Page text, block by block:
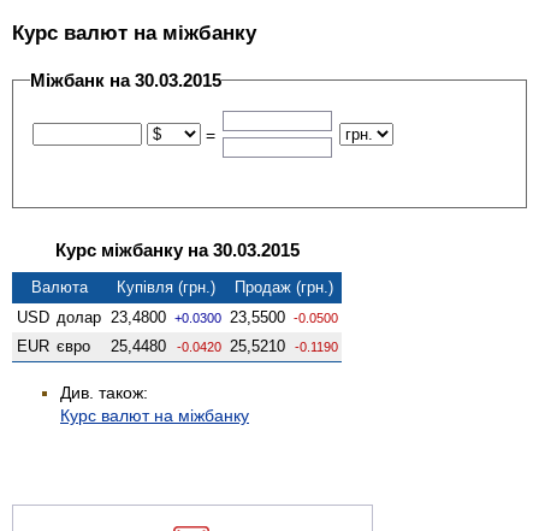
Курс валют на міжбанку
Міжбанк на 30.03.2015
=
Курс міжбанку на 30.03.2015
Валюта Купівля (грн.)
Продаж (грн.)
USD долар 23,4800 +0.0300 23,5500 -0.0500
EUR євро 25,4480 -0.0420 25,5210 -0.1190
Див. також:
Курс валют на міжбанку